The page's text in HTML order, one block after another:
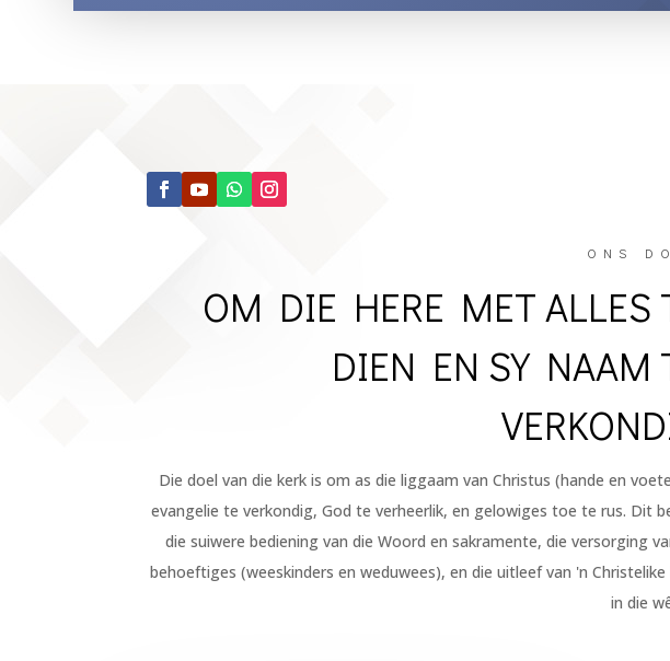
ONS
OM DIE HERE MET ALLES
DIEN EN SY NAAM
Die doel van die kerk is om as die liggaam van Christus (hande en
evangelie te verkondig, God te verheerlik, en gelowiges toe te rus. Dit
die suiwere bediening van die Woord en sakramente, die versorging
behoeftiges (weeskinders en weduwees), en die uitleef van 'n Christelike
in die